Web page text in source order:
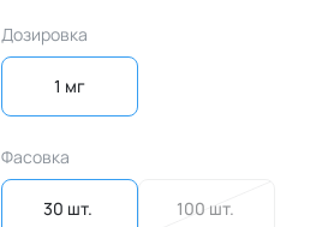
Дозировка
1 мг
Фасовка
30 шт. 100 шт.